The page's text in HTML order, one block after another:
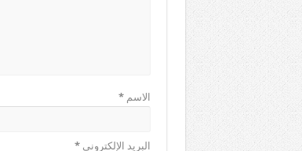
الاسم*
البريد الإلكتروني*